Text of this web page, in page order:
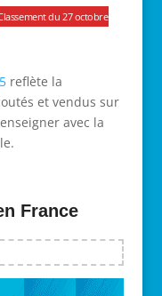
du 27 octobre
reflète la
et vendus sur
avec la
France